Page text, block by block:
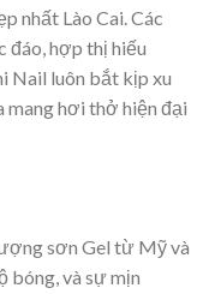
nhất Lào Cai. Các
đáo, hợp thị hiếu
Nail luôn bắt kịp xu
hơi thở hiện đại
sơn Gel từ Mỹ và
bóng, và sự mịn